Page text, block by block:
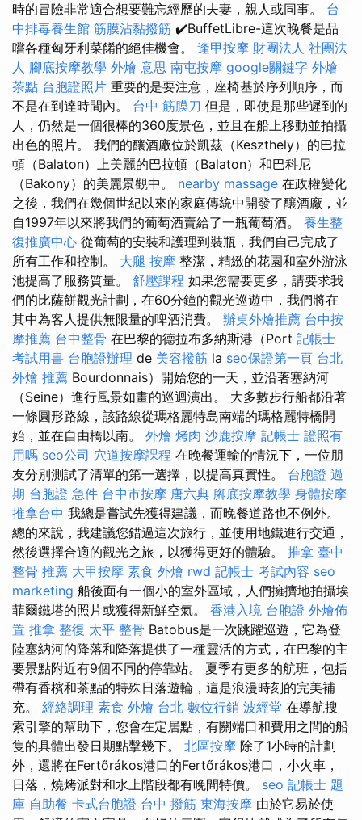
時的冒險非常適合想要難忘經歷的夫妻，親人或同事。 台
中排毒養生館 筋膜沾黏撥筋 ✔️BuffetLibre-這次晚餐是品
嚐各種匈牙利菜餚的絕佳機會。 逢甲按摩 財團法人 社團法
人 腳底按摩教學 外燴 意思 南屯按摩 google關鍵字 外燴
茶點 台胞證照片 重要的是要注意，座椅基於序列順序，而
不是在到達時間內。 台中 筋膜刀 但是，即使是那些遲到的
人，仍然是一個很棒的360度景色，並且在船上移動並拍攝
出色的照片。 我們的釀酒廠位於凱茲（Keszthely）的巴拉
頓（Balaton）上美麗的巴拉頓（Balaton）和巴科尼
（Bakony）的美麗景觀中。 nearby massage 在政權變化
之後，我們在幾個世紀以來的家庭傳統中開發了釀酒廠，並
自1997年以來將我們的葡萄酒賣給了一瓶葡萄酒。 養生整
復推廣中心 從葡萄的安裝和護理到裝瓶，我們自己完成了
所有工作和控制。 大腿 按摩 整潔，精緻的花園和室外游泳
池提高了服務質量。 舒壓課程 如果您需要更多，請要求我
們的比薩餅觀光計劃，在60分鐘的觀光巡遊中，我們將在
其中為客人提供無限量的啤酒消費。 辦桌外燴推薦 台中按
摩推薦 台中整骨 在巴黎的德拉布多納斯港（Port 記帳士
考試用書 台胞證辦理 de 美容撥筋 la seo保證第一頁 台北
外燴 推薦 Bourdonnais）開始您的一天，並沿著塞納河
（Seine）進行風景如畫的巡迴演出。 大多數步行船都沿著
一條圓形路線，該路線從瑪格麗特島南端的瑪格麗特橋開
始，並在自由橋以南。 外燴 烤肉 沙鹿按摩 記帳士 證照有
用嗎 seo公司 穴道按摩課程 在晚餐運輸的情況下，一位朋
友分別測試了清單的第一選擇，以提高真實性。 台胞證 過
期 台胞證 急件 台中市按摩 唐六典 腳底按摩教學 身體按摩
推拿台中 我總是嘗試先獲得建議，而晚餐道路也不例外。
總的來說，我建議您錯過這次旅行，並使用地鐵進行交通，
然後選擇合適的觀光之旅，以獲得更好的體驗。 推拿 臺中
整骨 推薦 大甲按摩 素食 外燴 rwd 記帳士 考試內容 seo
marketing 船後面有一個小的室外區域，人們擁擠地拍攝埃
菲爾鐵塔的照片或獲得新鮮空氣。 香港入境 台胞證 外燴佈
置 推拿 整復 太平 整骨 Batobus是一次跳躍巡遊，它為登
陸塞納河的降落和降落提供了一種靈活的方式，在巴黎的主
要景點附近有9個不同的停靠站。 夏季有更多的航班，包括
帶有香檳和茶點的特殊日落遊輪，這是浪漫時刻的完美補
充。 經絡調理 素食 外燴 台北 數位行銷 波經堂 在導航搜
索引擎的幫助下，您會在定居點，有關端口和費用之間的船
隻的具體出發日期點擊幾下。 北區按摩 除了1小時的計劃
外，還將在Fertőrákos港口的Fertőrákos港口，小火車，
日落，燒烤派對和水上階段都有晚間特價。 seo 記帳士 題
庫 自助餐 卡式台胞證 台中 撥筋 東海按摩 由於它易於使